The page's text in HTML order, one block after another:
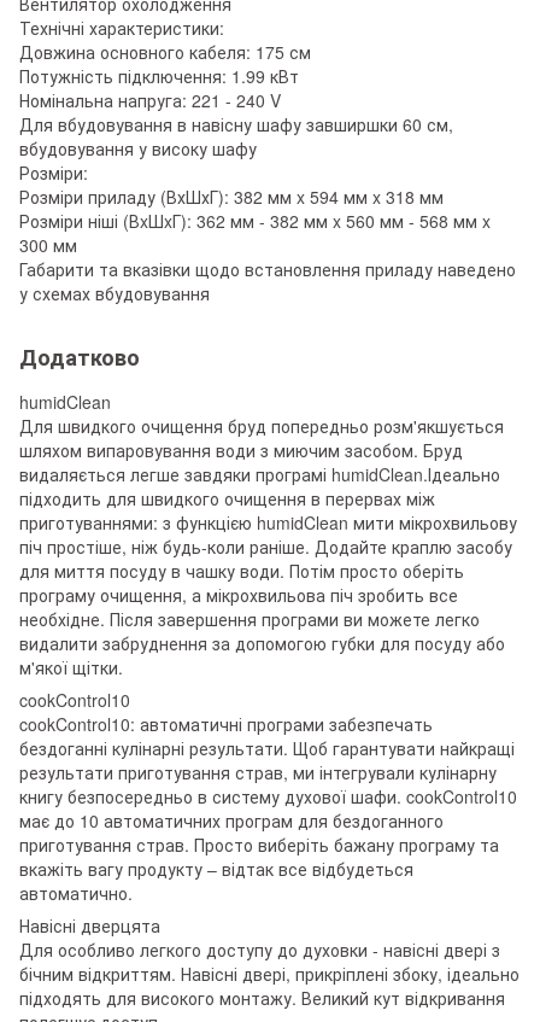
Технічні характеристики:
Довжина основного кабеля: 175 см
Потужність підключення: 1.99 кВт
Номінальна напруга: 221 - 240 V
Для вбудовування в навісну шафу завширшки 60 см,
вбудовування у високу шафу
Розміри:
Розміри приладу (ВхШхГ): 382 мм x 594 мм x 318 мм
Розміри ніші (ВxШxГ): 362 мм - 382 мм x 560 мм - 568 мм x
300 мм
Габарити та вказівки щодо встановлення приладу наведено
у схемах вбудовування
Додатково
humidClean
Для швидкого очищення бруд попередньо розм'якшується
шляхом випаровування води з миючим засобом. Бруд
видаляється легше завдяки програмі humidClean.Ідеально
підходить для швидкого очищення в перервах між
приготуваннями: з функцією humidClean мити мікрохвильову
піч простіше, ніж будь-коли раніше. Додайте краплю засобу
для миття посуду в чашку води. Потім просто оберіть
програму очищення, а мікрохвильова піч зробить все
необхідне. Після завершення програми ви можете легко
видалити забруднення за допомогою губки для посуду або
м'якої щітки.
cookControl10
cookControl10: автоматичні програми забезпечать
бездоганні кулінарні результати. Щоб гарантувати найкращі
результати приготування страв, ми інтегрували кулінарну
книгу безпосередньо в систему духової шафи. cookControl10
має до 10 автоматичних програм для бездоганного
приготування страв. Просто виберіть бажану програму та
вкажіть вагу продукту – відтак все відбудеться
автоматично.
Навісні дверцята
Для особливо легкого доступу до духовки - навісні двері з
бічним відкриттям. Навісні двері, прикріплені збоку, ідеально
підходять для високого монтажу. Великий кут відкривання